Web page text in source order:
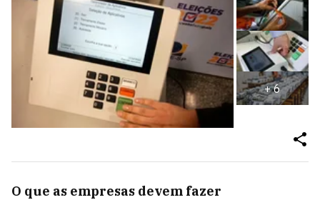
+6
O que as empresas devem fazer